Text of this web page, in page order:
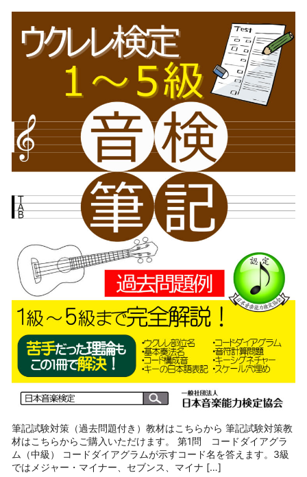
筆記試験対策（過去問題付き）教材はこちらから 筆記試験対策教
材はこちらからご購入いただけます。 第1問 コードダイアグラ
ム（中級） コードダイアグラムが示すコード名を答えます。3級
ではメジャー・マイナー、セブンス、マイナ […]